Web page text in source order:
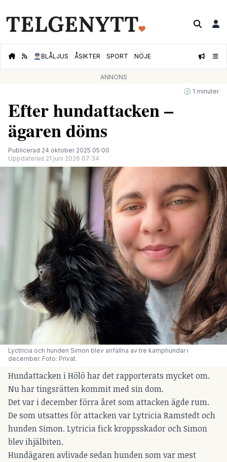
👮🏻‍♂️BLÅLJUS ÅSIKTER SPORT NÖJE
ANNONS
🕝 1 minuter
Efter hundattacken –
ägaren döms
Publicerad 24 oktober 2025 05:00
Uppdaterad 21 juni 2026 07:34
Lyctricia och hunden Simon blev anfallna av tre kamphundar i
december. Foto: Privat.
Hundattacken i Hölö har det rapporterats mycket om.
Nu har tingsrätten kommit med sin dom.
Det var i december förra året som attacken ägde rum.
De som utsattes för attacken var Lytricia Ramstedt och
hunden Simon. Lytricia fick kroppsskador och Simon
blev ihjälbiten.
Hundägaren avlivade sedan hunden som var mest